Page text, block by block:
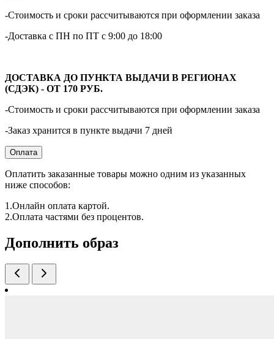
-Стоимость и сроки рассчитываются при оформлении заказа
-Доставка с ПН по ПТ с 9:00 до 18:00
ДОСТАВКА ДО ПУНКТА ВЫДАЧИ В РЕГИОНАХ
(СДЭК) - ОТ 170 РУБ.
-Стоимость и сроки рассчитываются при оформлении заказа
-Заказ хранится в пункте выдачи 7 дней
Оплата
Оплатить заказанные товары можно одним из указанных
ниже способов:
1.Онлайн оплата картой.
2.Оплата частями без процентов.
Дополнить образ